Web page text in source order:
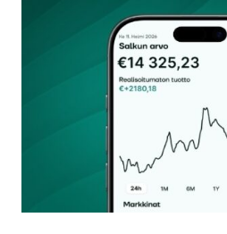
Kommentti*
Nimesi tai nimimerkkisi
Sähköpostiosoitteesi